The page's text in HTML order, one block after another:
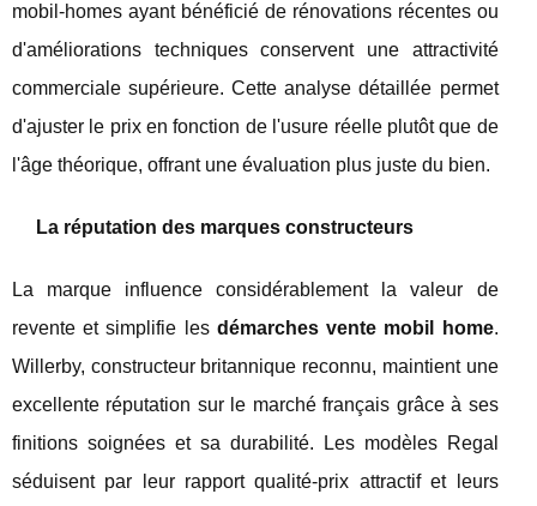
mobil-homes ayant bénéficié de rénovations récentes ou
d'améliorations techniques conservent une attractivité
commerciale supérieure. Cette analyse détaillée permet
d'ajuster le prix en fonction de l'usure réelle plutôt que de
l'âge théorique, offrant une évaluation plus juste du bien.
La réputation des marques constructeurs
La marque influence considérablement la valeur de
revente et simplifie les démarches vente mobil home.
Willerby, constructeur britannique reconnu, maintient une
excellente réputation sur le marché français grâce à ses
finitions soignées et sa durabilité. Les modèles Regal
séduisent par leur rapport qualité-prix attractif et leurs